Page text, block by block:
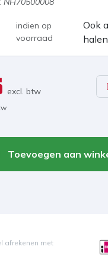
indien op
voorraad
Ook
excl. btw
Toevoegen aan
afrekenen met